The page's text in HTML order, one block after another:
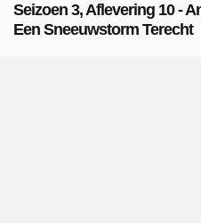
Seizoen 3, Aflevering 10 -
Een Sneeuwstorm Terecht